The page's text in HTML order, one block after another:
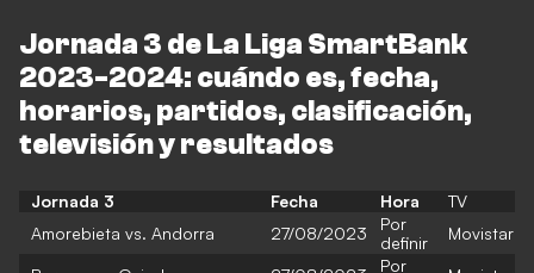
Jornada 3 de La Liga SmartBank
2023-2024: cuándo es, fecha,
horarios, partidos, clasificación,
televisión y resultados
Jornada 3 Fecha Hora
TV
Amorebieta vs. Andorra
27/08/2023
Por
definir
Movistar
Por